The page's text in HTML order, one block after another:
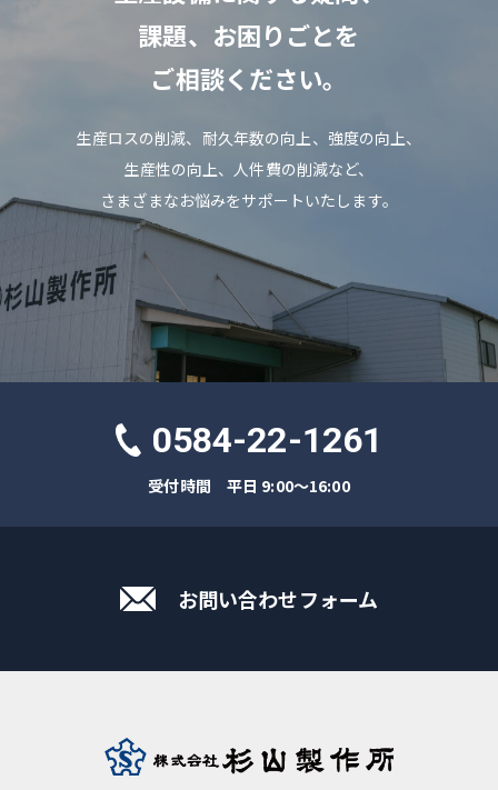
課題、お困りごとを
ご相談ください。
生産ロスの削減、耐久年数の向上、強度の向上、
生産性の向上、人件費の削減など、
さまざまなお悩みをサポートいたします。
0584-22-1261
受付時間 平日 9:00～16:00
お問い合わせフォーム